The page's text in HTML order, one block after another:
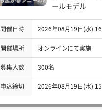
ールモデル
開催日時 2026年08月19日(水)
開催場所 オンラインにて実施
募集人数 300名
申込締切 2026年08月19日(水)